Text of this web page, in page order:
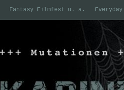
Fantasy Filmfest u. a. Everyday